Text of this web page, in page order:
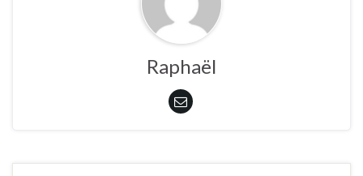
Raphaël